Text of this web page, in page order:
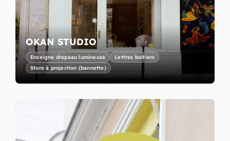
OKAN STUDIO
Enseigne drapeau lumineuse
Lettres boitiers
Store à projection (bannette)